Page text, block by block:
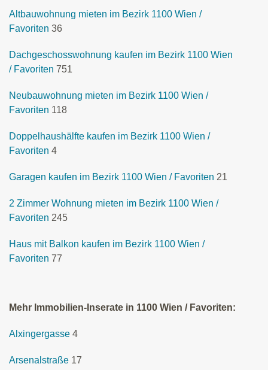
Altbauwohnung mieten im Bezirk 1100 Wien /
Favoriten 36
Dachgeschosswohnung kaufen im Bezirk 1100 Wien
/ Favoriten 751
Neubauwohnung mieten im Bezirk 1100 Wien /
Favoriten 118
Doppelhaushälfte kaufen im Bezirk 1100 Wien /
Favoriten 4
Garagen kaufen im Bezirk 1100 Wien / Favoriten 21
2 Zimmer Wohnung mieten im Bezirk 1100 Wien /
Favoriten 245
Haus mit Balkon kaufen im Bezirk 1100 Wien /
Favoriten 77
Mehr Immobilien-Inserate in 1100 Wien / Favoriten:
Alxingergasse 4
Arsenalstraße 17